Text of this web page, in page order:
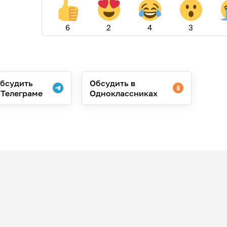
6 2 4 3
Обсудить в
Одноклассниках